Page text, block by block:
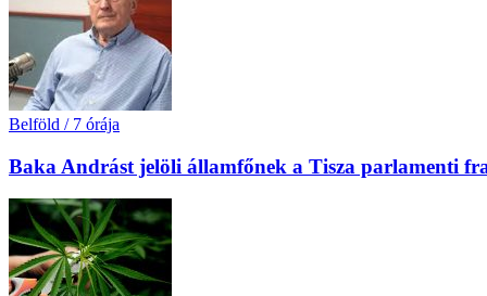
Belföld / 7 órája
Baka Andrást jelöli államfőnek a Tisza parlamenti